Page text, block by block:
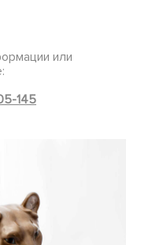
или
145